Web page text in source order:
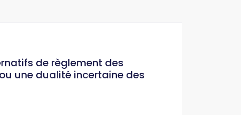
de règlement des
une dualité incertaine des